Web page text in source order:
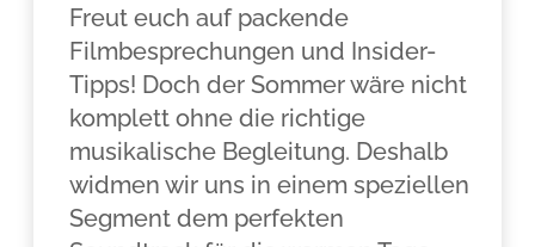
Freut euch auf packende
Filmbesprechungen und Insider-
Tipps! Doch der Sommer wäre nicht
komplett ohne die richtige
musikalische Begleitung. Deshalb
widmen wir uns in einem speziellen
Segment dem perfekten